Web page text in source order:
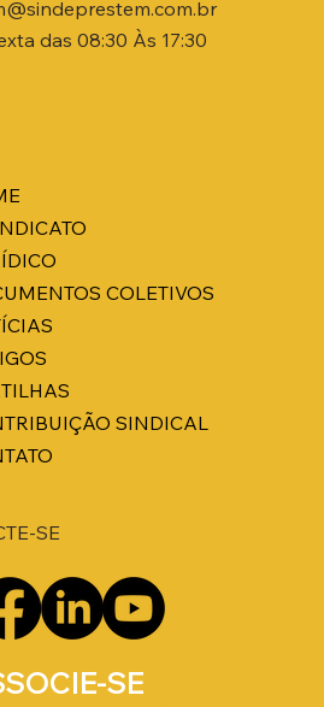
COLETIVOS
SINDICAL
das 08:30 Às 17:30
SE
SE